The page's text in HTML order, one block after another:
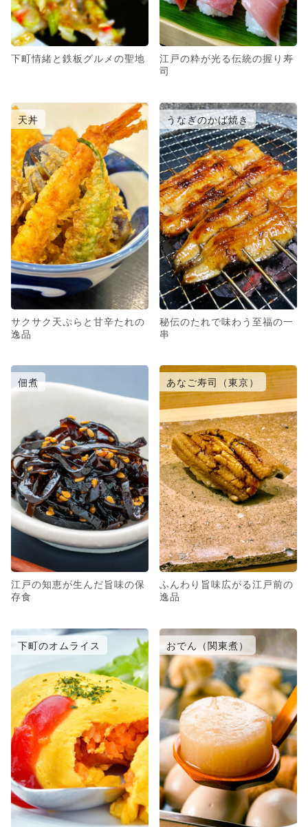
下町情緒と鉄板グルメの聖地
江戸の粋が光る伝統の握り寿
司
天丼
サクサク天ぷらと甘辛たれの
逸品
うなぎのかば焼き
秘伝のたれで味わう至福の一
串
佃煮
江戸の知恵が生んだ旨味の保
存食
あなご寿司（東京）
ふんわり旨味広がる江戸前の
逸品
下町のオムライス おでん（関東煮）